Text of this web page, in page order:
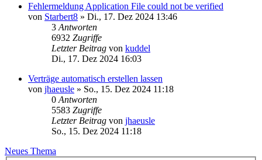
Fehlermeldung Application File could not be verified
von Starbert8 » Di., 17. Dez 2024 13:46
3 Antworten
6932 Zugriffe
Letzter Beitrag von kuddel
Di., 17. Dez 2024 16:03
Verträge automatisch erstellen lassen
von jhaeusle » So., 15. Dez 2024 11:18
0 Antworten
5583 Zugriffe
Letzter Beitrag von jhaeusle
So., 15. Dez 2024 11:18
Neues Thema